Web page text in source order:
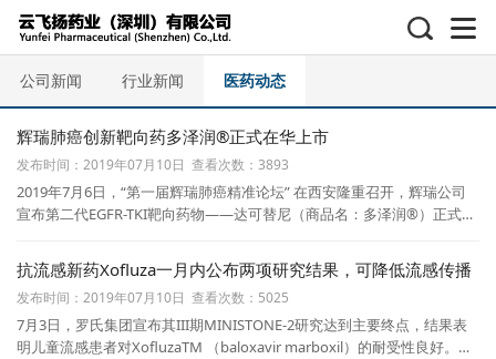
公司新闻 行业新闻 医药动态
辉瑞肺癌创新靶向药多泽润®正式在华上市
发布时间：2019年07月10日 查看次数：3893
2019年7月6日，“第一届辉瑞肺癌精准论坛” 在西安隆重召开，辉瑞公司
宣布第二代EGFR-TKI靶向药物——达可替尼（商品名：多泽润®）正式落
抗流感新药Xofluza一月内公布两项研究结果，可降低流感传播
发布时间：2019年07月10日 查看次数：5025
7月3日，罗氏集团宣布其III期MINISTONE-2研究达到主要终点，结果表
明儿童流感患者对XofluzaTM （baloxavir marboxil）的耐受性良好。研